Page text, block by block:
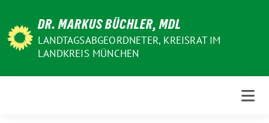
zum
Inhalt
DR. MARKUS BÜCHLER, MDL
LANDTAGSABGEORDNETER, KREISRAT IM
LANDKREIS MÜNCHEN